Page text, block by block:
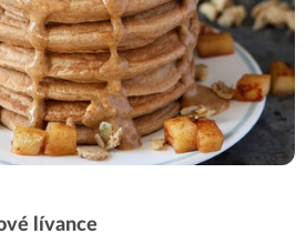
lívance